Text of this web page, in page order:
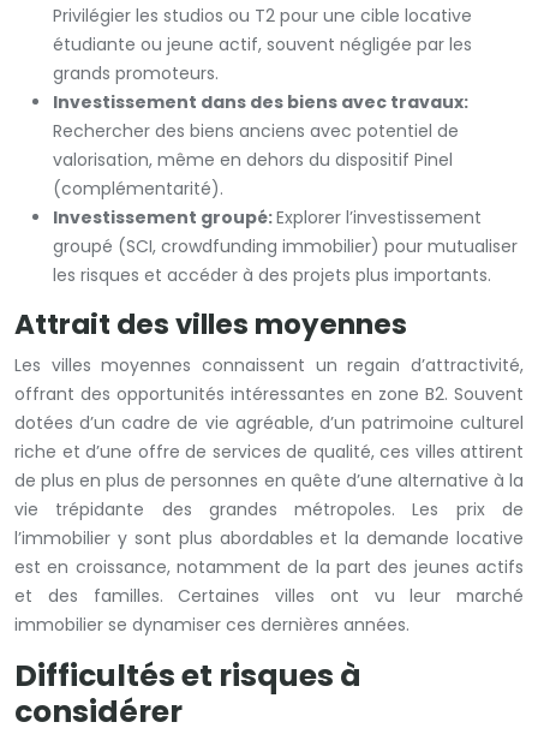
Privilégier les studios ou T2 pour une cible locative
étudiante ou jeune actif, souvent négligée par les
grands promoteurs.
Investissement dans des biens avec travaux:
Rechercher des biens anciens avec potentiel de
valorisation, même en dehors du dispositif Pinel
(complémentarité).
Investissement groupé:Explorer l’investissement
groupé (SCI, crowdfunding immobilier) pour mutualiser
les risques et accéder à des projets plus importants.
Attrait des villes moyennes
Les villes moyennes connaissent un regain d’attractivité,
offrant des opportunités intéressantes en zone B2. Souvent
dotées d’un cadre de vie agréable, d’un patrimoine culturel
riche et d’une offre de services de qualité, ces villes attirent
de plus en plus de personnes en quête d’une alternative à la
vie trépidante des grandes métropoles. Les prix de
l’immobilier y sont plus abordables et la demande locative
est en croissance, notamment de la part des jeunes actifs
et des familles. Certaines villes ont vu leur marché
immobilier se dynamiser ces dernières années.
Difficultés et risques à
considérer